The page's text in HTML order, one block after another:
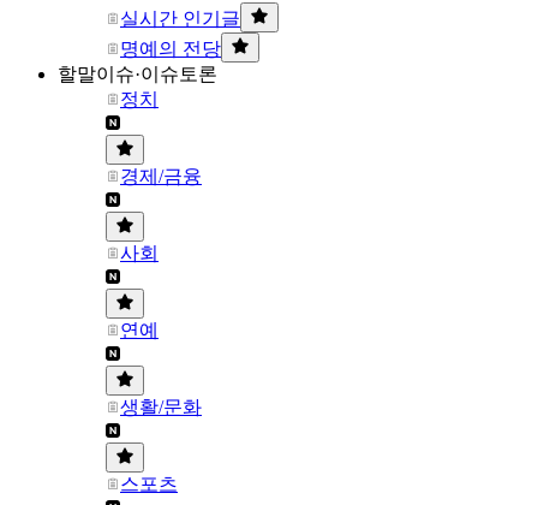
실시간 인기글
명예의 전당
할말이슈·이슈토론
정치
경제/금융
사회
연예
생활/문화
스포츠